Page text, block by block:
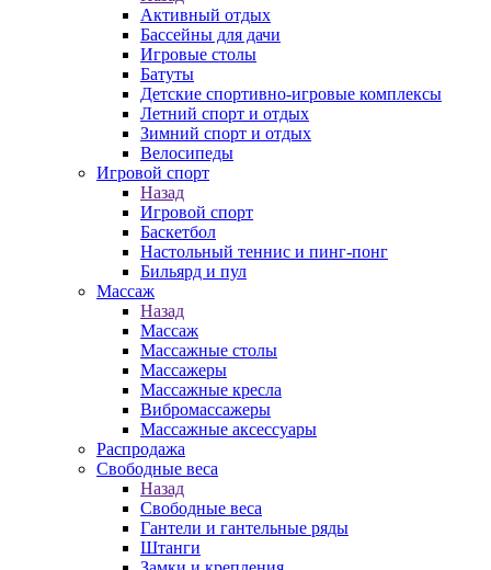
Активный отдых
Бассейны для дачи
Игровые столы
Батуты
Детские спортивно-игровые комплексы
Летний спорт и отдых
Зимний спорт и отдых
Велосипеды
Игровой спорт
Назад
Игровой спорт
Баскетбол
Настольный теннис и пинг-понг
Бильярд и пул
Массаж
Назад
Массаж
Массажные столы
Массажеры
Массажные кресла
Вибромассажеры
Массажные аксессуары
Распродажа
Свободные веса
Назад
Свободные веса
Гантели и гантельные ряды
Штанги